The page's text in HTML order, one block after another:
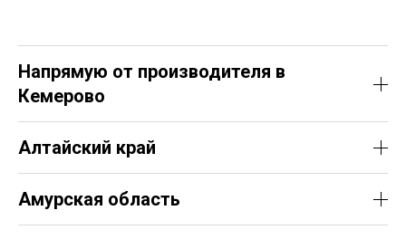
Напрямую от производителя в
Кемерово
Алтайский край
Амурская область